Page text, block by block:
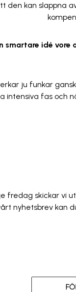
den kan slappna
smartare idé
ju funkar
intensiva fas och
fredag skickar vi
nyhetsbrev kan